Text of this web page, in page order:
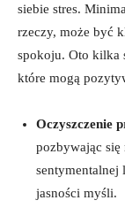
siebie stres.
rzeczy, może być
spokoju. ⁣Oto ⁢kilka
które mogą
Oczyszczenie
⁤pozbywając się
sentymentalnej
‍jasności myśli.